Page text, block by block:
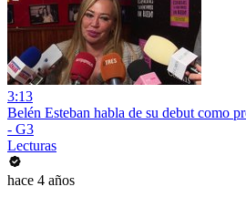
3:13
Belén Esteban habla de su debut como
- G3
Lecturas
hace 4 años